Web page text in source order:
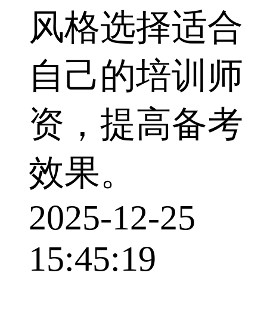
风格选择适合
自己的培训师
资，提高备考
效果。
2025-12-25
15:45:19